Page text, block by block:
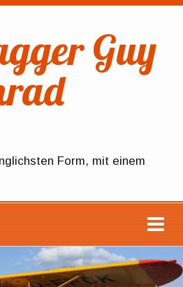
Guy
Form, mit einem